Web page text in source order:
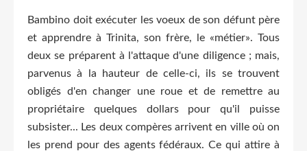
Bambino doit exécuter les voeux de son défunt père
et apprendre à Trinita, son frère, le «métier». Tous
deux se préparent à l'attaque d'une diligence ; mais,
parvenus à la hauteur de celle-ci, ils se trouvent
obligés d'en changer une roue et de remettre au
propriétaire quelques dollars pour qu'il puisse
subsister... Les deux compères arrivent en ville où on
les prend pour des agents fédéraux. Ce qui attire à